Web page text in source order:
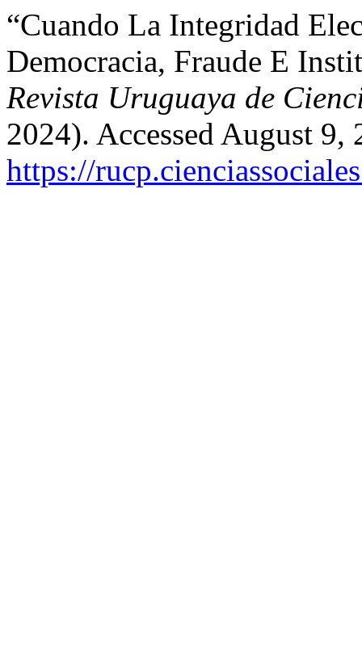
“Cuando La Integridad
Democracia, Fraude E
Revista Uruguaya de
2024). Accessed August 9,
https://